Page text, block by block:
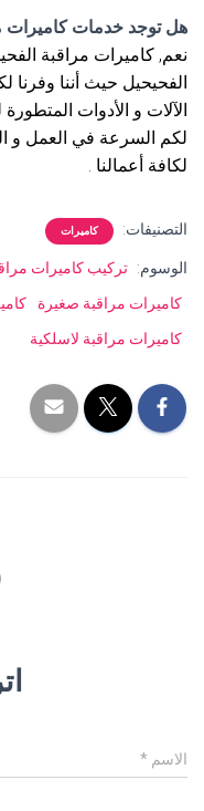
هل توجد خدمات كاميرات
نعم, كاميرات مراقبة
الفحيحيل حيث أننا
الآلات و الأدوات
لكم السرعة في العمل و
لكافة أعمالنا .
التصنيفات: كاميرات
الوسوم: تركيب كاميرات
كاميرات مراقبة صغيرة
كاميرات مراقبة لاسلكية
الاسم *